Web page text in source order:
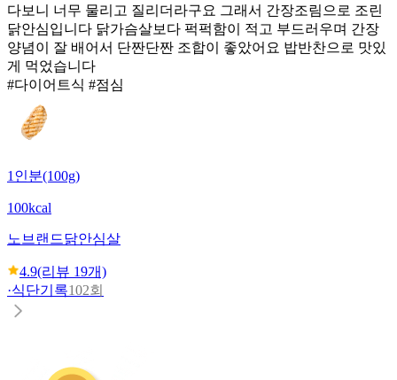
다보니 너무 물리고 질리더라구요 그래서 간장조림으로 조린
닭안심입니다 닭가슴살보다 퍽퍽함이 적고 부드러우며 간장
양념이 잘 배어서 단짠단짠 조합이 좋았어요 밥반찬으로 맛있
게 먹었습니다
#다이어트식 #점심
1인분(100g)
100kcal
노브랜드닭안심살
4.9(리뷰 19개)
·식단기록102회